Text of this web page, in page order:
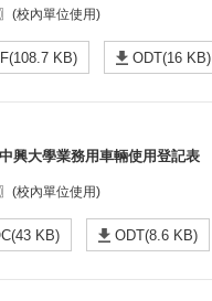
(校內單位使用)
KB) ODT(16 KB)
興大學業務用車輛使用登記表
(校內單位使用)
KB) ODT(8.6 KB)